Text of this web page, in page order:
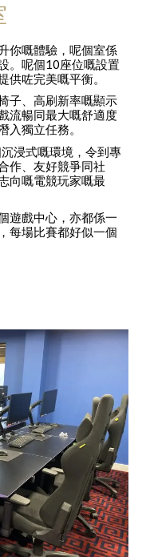
你嘅體驗，呢個室係
。呢個10座位嘅設置
供咗完美嘅平衡。
子、高刷新率嘅顯示
流暢同最大嘅舒適度
入獨立任務。
浸式嘅環境，令到專
作、友好競爭同社
向嘅電競玩家嘅最
遊戲中心，亦都係一
每場比賽都好似一個